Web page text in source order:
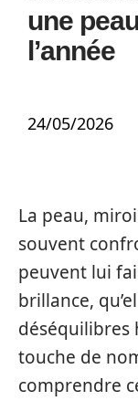
une
l’année
24/05/2026
La peau,
souvent
peuvent lui
brillance,
déséquilibres
touche de
comprendre